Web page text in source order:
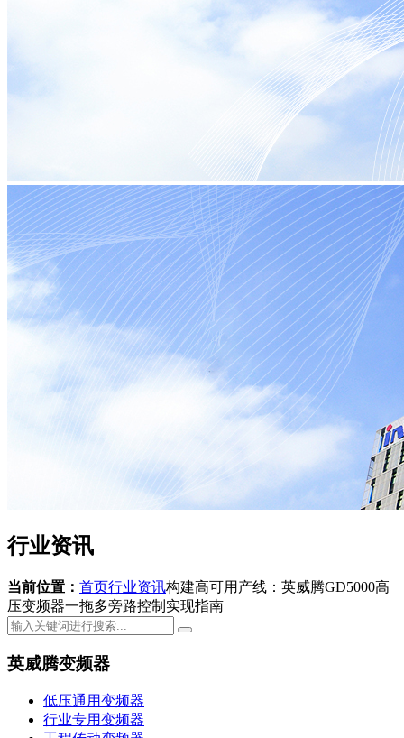
行业资讯
当前位置： 首页行业资讯构建高可用产线：英威腾GD5000高
压变频器一拖多旁路控制实现指南
英威腾变频器
低压通用变频器
行业专用变频器